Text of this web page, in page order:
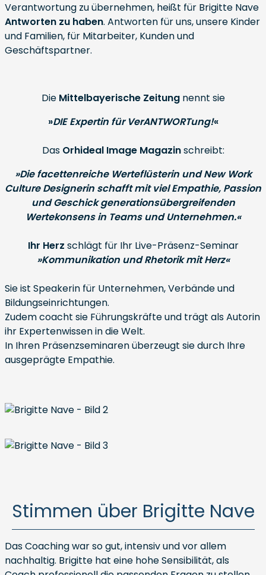
Verantwortung zu übernehmen, heißt für Brigitte Nave
Antworten zu haben. Antworten für uns, unsere Kinder
und Familien, für Mitarbeiter, Kunden und
Geschäftspartner.
Die Mittelbayerische Zeitung nennt sie
»DIE Expertin für VerANTWORTung!«
Das Orhideal Image Magazinschreibt:
»Die facettenreiche Werteflüsterin und New Work
Culture Designerin schafft mit viel Empathie, Passion
und Geschick generationsübergreifenden
Wertekonsens in Teams und Unternehmen.«
Ihr Herz schlägt für Ihr Live-Präsenz-Seminar
»Kommunikation und Rhetorik mit Herz«
Sie ist Speakerin für Unternehmen, Verbände und
Bildungseinrichtungen.
Zudem coacht sie Führungskräfte und trägt als Autorin
ihr Expertenwissen in die Welt.
In Ihren Präsenzseminaren überzeugt sie durch Ihre
ausgeprägte Empathie.
Stimmen über Brigitte Nave
Das Coaching war so gut, intensiv und vor allem
nachhaltig. Brigitte hat eine hohe Sensibilität, als